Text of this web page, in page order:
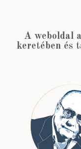
A weboldal
keretében és